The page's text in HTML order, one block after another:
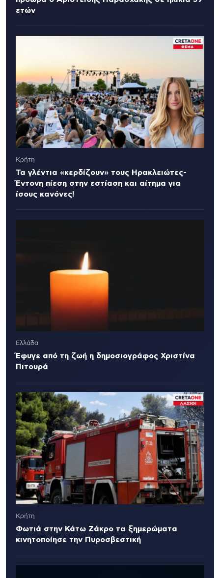
ετών
Κρήτη
Τα γλέντια «κερδίζουν» τους Ηρακλειώτες-
Έντονη πίεση στην εστίαση και αίτημα για
ίσους κανόνες!
Ελλάδα
Έφυγε από τη ζωή η δημοσιογράφος Χριστίνα
Πιτουρά
Κρήτη
Φωτιά στην Κάτω Ζάκρο τα ξημερώματα
κινητοποίησε την Πυροσβεστική